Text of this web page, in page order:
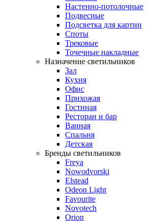
Настенно-потолочные
Подвесные
Подсветка для картин
Споты
Трековые
Точечные накладные
Назначение светильников
Зал
Кухня
Офис
Прихожая
Гостиная
Ресторан и бар
Ванная
Спальня
Детская
Бренды светильников
Freya
Nowodvorski
Elstead
Odeon Light
Favourite
Novotech
Orion